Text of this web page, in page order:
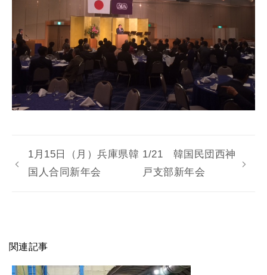
1月15日（月）兵庫県韓
国人合同新年会
1/21 韓国民団西神
戸支部新年会
関連記事